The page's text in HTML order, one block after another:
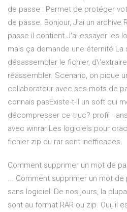
de passe : Permet de protéger
de passe. Bonjour, J'ai un archive
passe il contient J'ai essayer les
mais ça demande une éternité La
désassembler le fichier,
réassembler. Scenario, on pique
collaborateur avec ses mots de
connais pasExiste-t-il un soft qui
décompresser ce truc? profil ·
avec winrar Les logiciels pour
fichier zip ou rar sont inefficaces.
Comment supprimer un mot de
... Comment supprimer un mot de
sans logiciel: De nos jours, la
sont au format RAR ou zip. Oui, il